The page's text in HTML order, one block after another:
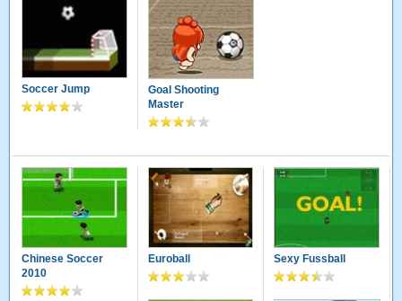
Soccer Jump
Goal Shooting
Master
Chinese Soccer
2010
Euroball Sexy Fussball